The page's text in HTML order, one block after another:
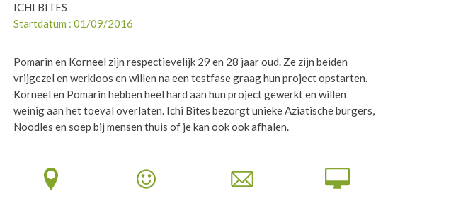
ICHI BITES
Startdatum : 01/09/2016
Pomarin en Korneel zijn respectievelijk 29 en 28 jaar oud. Ze zijn beiden
vrijgezel en werkloos en willen na een testfase graag hun project opstarten.
Korneel en Pomarin hebben heel hard aan hun project gewerkt en willen
weinig aan het toeval overlaten. Ichi Bites bezorgt unieke Aziatische burgers,
Noodles en soep bij mensen thuis of je kan ook ook afhalen.